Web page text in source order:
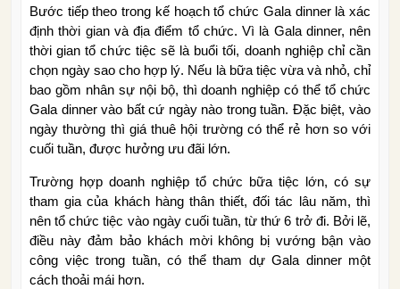
Bước tiếp theo trong kế hoạch tổ chức Gala dinner là xác
định thời gian và địa điểm tổ chức. Vì là Gala dinner, nên
thời gian tổ chức tiệc sẽ là buổi tối, doanh nghiệp chỉ cần
chọn ngày sao cho hợp lý. Nếu là bữa tiệc vừa và nhỏ, chỉ
bao gồm nhân sự nội bộ, thì doanh nghiệp có thể tổ chức
Gala dinner vào bất cứ ngày nào trong tuần. Đặc biệt, vào
ngày thường thì giá thuê hội trường có thể rẻ hơn so với
cuối tuần, được hưởng ưu đãi lớn.
Trường hợp doanh nghiệp tổ chức bữa tiệc lớn, có sự
tham gia của khách hàng thân thiết, đối tác lâu năm, thì
nên tổ chức tiệc vào ngày cuối tuần, từ thứ 6 trở đi. Bởi lẽ,
điều này đảm bảo khách mời không bị vướng bận vào
công việc trong tuần, có thể tham dự Gala dinner một
cách thoải mái hơn.